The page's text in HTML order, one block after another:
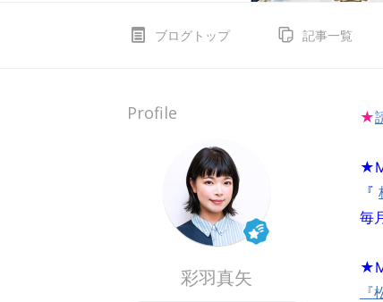
ブログトップ 記事一覧
★
『
毎
Profile
彩羽真矢